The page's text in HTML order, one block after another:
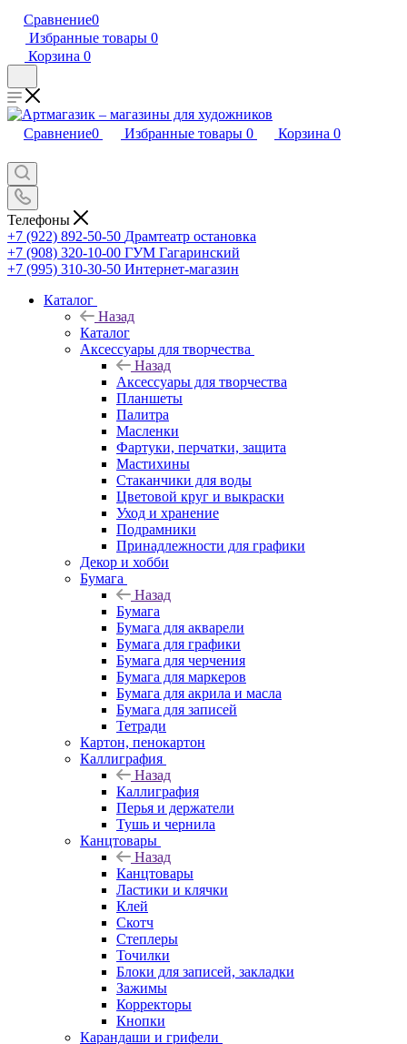
Сравнение0
Избранные товары 0
Корзина 0
Сравнение0 Избранные товары 0 Корзина 0
Телефоны
+7 (922) 892-50-50 Драмтеатр остановка
+7 (908) 320-10-00 ГУМ Гагаринский
+7 (995) 310-30-50 Интернет-магазин
Каталог
Назад
Каталог
Аксессуары для творчества
Назад
Аксессуары для творчества
Планшеты
Палитра
Масленки
Фартуки, перчатки, защита
Мастихины
Стаканчики для воды
Цветовой круг и выкраски
Уход и хранение
Подрамники
Принадлежности для графики
Декор и хобби
Бумага
Назад
Бумага
Бумага для акварели
Бумага для графики
Бумага для черчения
Бумага для маркеров
Бумага для акрила и масла
Бумага для записей
Тетради
Картон, пенокартон
Каллиграфия
Назад
Каллиграфия
Перья и держатели
Тушь и чернила
Канцтовары
Назад
Канцтовары
Ластики и клячки
Клей
Скотч
Степлеры
Точилки
Блоки для записей, закладки
Зажимы
Корректоры
Кнопки
Карандаши и грифели